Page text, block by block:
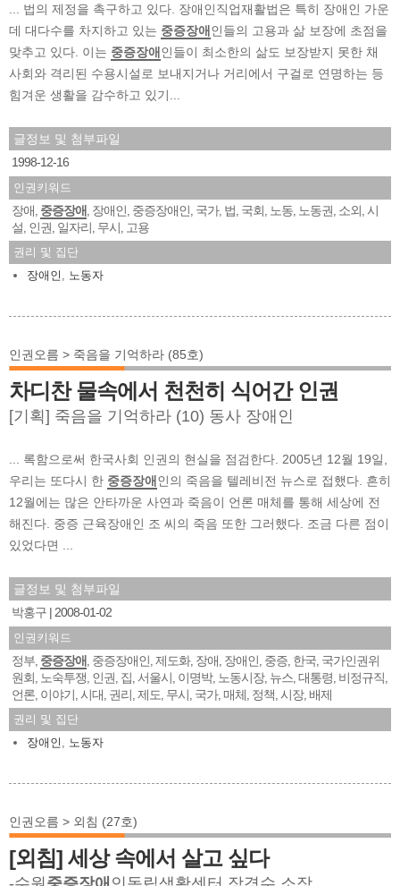
... 법의 제정을 촉구하고 있다. 장애인직업재활법은 특히 장애인 가운
데 대다수를 차지하고 있는 중증장애 인들의 고용과 삶 보장에 초점을
맞추고 있다. 이는 중증장애 인들이 최소한의 삶도 보장받지 못한 채
사회와 격리된 수용시설로 보내지거나 거리에서 구걸로 연명하는 등
힘겨운 생활을 감수하고 있기...
글정보 및 첨부파일
1998-12-16
인권키워드
장애 중증장애 장애인 중증장애인 국가, 법 국회 노동 노동권 소외 시
설 인권 일자리 무시 고용
권리 및 집단
장애인
노동자
인권오름 > 죽음을 기억하라 (85호)
차디찬 물속에서 천천히 식어간 인권
[기획] 죽음을 기억하라 (10) 동사 장애인
... 록함으로써 한국사회 인권의 현실을 점검한다. 2005년 12월 19일,
우리는 또다시 한 중증장애 인의 죽음을 텔레비전 뉴스로 접했다. 흔히
12월에는 많은 안타까운 사연과 죽음이 언론 매체를 통해 세상에 전
해진다. 중증 근육장애인 조 씨의 죽음 또한 그러했다. 조금 다른 점이
있었다면 ...
글정보 및 첨부파일
박홍구
2008-01-02
인권키워드
정부 중증장애 중증장애인 제도화, 장애 장애인 중증 한국 국가인권위
원회 노숙투쟁 인권 집 서울시 이명박, 노동시장, 뉴스 대통령 비정규직
언론 이야기 시대 권리 제도 무시 국가, 매체 정책 시장, 배제
권리 및 집단
장애인
노동자
인권오름 > 외침 (27호)
[외침] 세상 속에서 살고 싶다